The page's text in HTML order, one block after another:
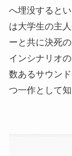
へ埋没すると
は大学生の主
ーと共に決死
インシナリオ
数あるサウン
つ一作として知